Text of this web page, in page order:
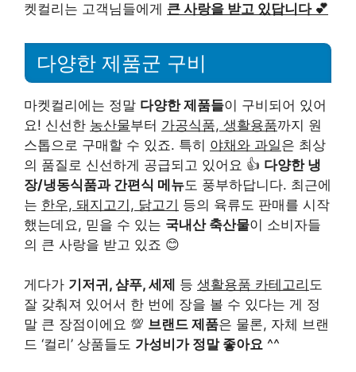
켓컬리는 고객님들에게 큰 사랑을 받고 있답니다 💕
다양한 제품군 구비
마켓컬리에는 정말 다양한 제품들이 구비되어 있어
요! 신선한 농산물부터 가공식품, 생활용품까지 원
스톱으로 구매할 수 있죠. 특히 야채와 과일은 최상
의 품질로 신선하게 공급되고 있어요 👍 다양한 냉
장/냉동식품과 간편식 메뉴도 풍부하답니다. 최근에
는 한우, 돼지고기, 닭고기 등의 육류도 판매를 시작
했는데요, 믿을 수 있는 국내산 축산물이 소비자들
의 큰 사랑을 받고 있죠 😊
게다가 기저귀, 샴푸, 세제 등 생활용품 카테고리 도
잘 갖춰져 있어서 한 번에 장을 볼 수 있다는 게 정
말 큰 장점이에요 💯 브랜드 제품은 물론, 자체 브랜
드 ‘컬리’ 상품들도 가성비가 정말 좋아요 ^^